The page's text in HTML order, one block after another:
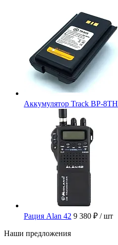
Аккумулятор Track BP-8TH
Рация Alan 42 9 380 ₽ / шт
Наши предложения